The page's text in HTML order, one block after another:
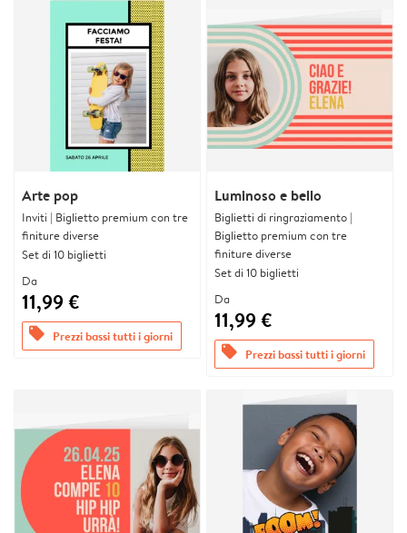
Arte pop
Inviti | Biglietto premium con tre
finiture diverse
Set di 10 biglietti
Da
11,99 €
offers Prezzi bassi tutti i giorni
Luminoso e bello
Biglietti di ringraziamento |
Biglietto premium con tre
finiture diverse
Set di 10 biglietti
Da
11,99 €
offers Prezzi bassi tutti i giorni